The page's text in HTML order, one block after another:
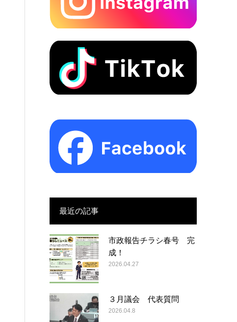
最近の記事
市政報告チラシ春号 完
成！
2026.04.27
３月議会 代表質問
2026.04.8